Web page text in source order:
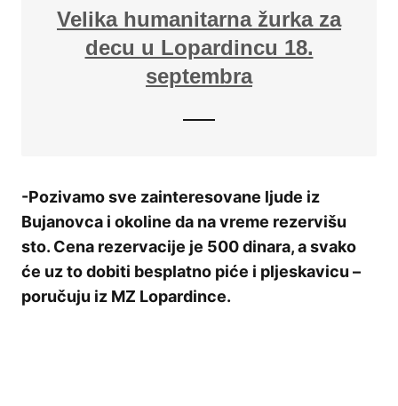
Velika humanitarna žurka za
decu u Lopardincu 18.
septembra
-Pozivamo sve zainteresovane ljude iz
Bujanovca i okoline da na vreme rezervišu
sto. Cena rezervacije je 500 dinara, a svako
će uz to dobiti besplatno piće i pljeskavicu –
poručuju iz MZ Lopardince.